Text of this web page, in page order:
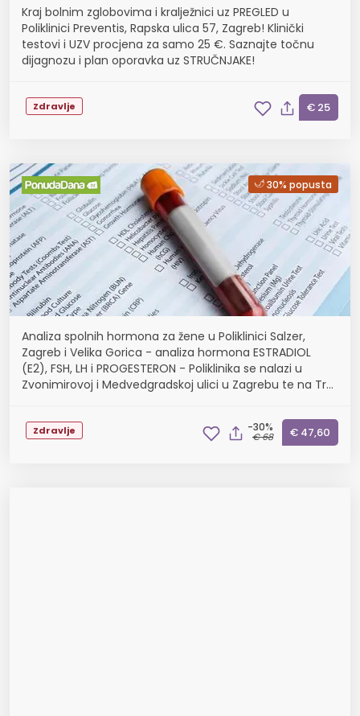
Kraj bolnim zglobovima i kralježnici uz PREGLED u
Poliklinici Preventis, Rapska ulica 57, Zagreb! Klinički
testovi i UZV procjena za samo 25 €. Saznajte točnu
dijagnozu i plan oporavka uz STRUČNJAKE!
Zdravlje € 25
30% popusta
Analiza spolnih hormona za žene u Poliklinici Salzer,
Zagreb i Velika Gorica - analiza hormona ESTRADIOL
(E2), FSH, LH i PROGESTERON - Poliklinika se nalazi u
Zvonimirovoj i Medvedgradskoj ulici u Zagrebu te na Trg
Zdravlje -30%
€ 68 € 47,60